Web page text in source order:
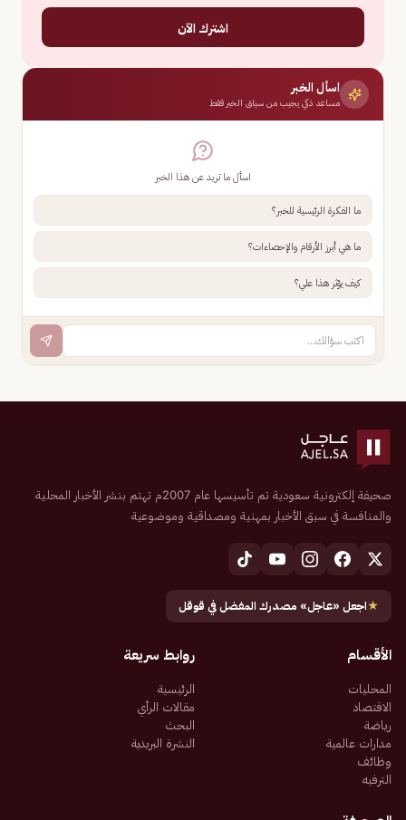
اشترك الآن
اسأل الخبر
مساعد ذكي يجيب من سياق الخبر فقط
اسأل ما تريد عن هذا الخبر
ما الفكرة الرئيسية للخبر؟
ما هي أبرز الأرقام والإحصاءات؟
كيف يؤثر هذا علي؟
صحيفة إلكترونية سعودية تم تأسيسها عام 2007م تهتم بنشر الأخبار المحلية
والمنافسة في سبق الأخبار بمهنية ومصداقية وموضوعية
★اجعل «عاجل» مصدرك المفضل في قوقل
الأقسام
المحليات
الاقتصاد
رياضة
مدارات عالمية
وظائف
الترفيه
روابط سريعة
الرئيسية
مقالات الرأي
البحث
النشرة البريدية